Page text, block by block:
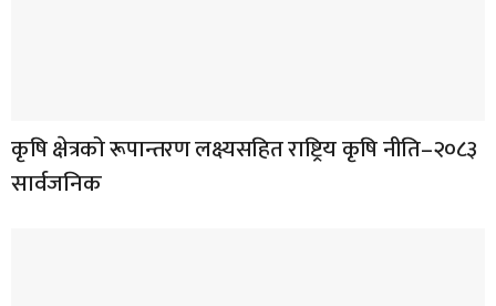
कृषि क्षेत्रको रूपान्तरण लक्ष्यसहित राष्ट्रिय कृषि नीति–२०८३
सार्वजनिक